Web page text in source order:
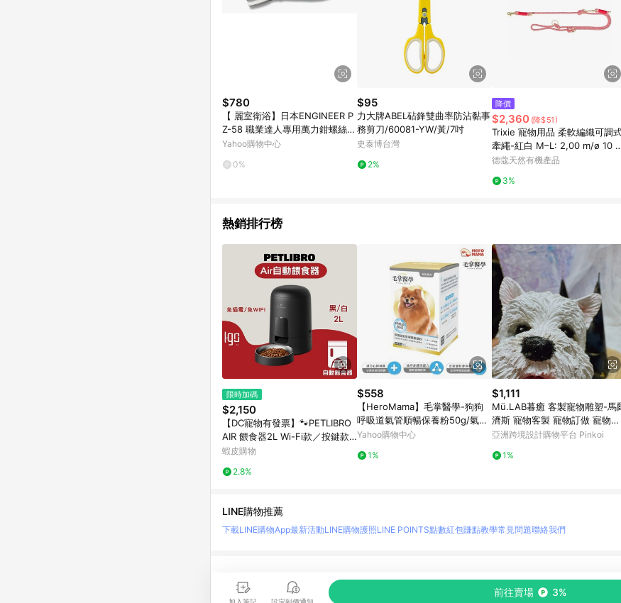
$780
【 麗室衛浴】日本ENGINEER P
Z-58 職業達人專用萬力鉗螺絲故
障救援工具
Yahoo購物中心
0%
$95
力大牌ABEL砧鋒雙曲率防沾黏事
務剪刀/60081-YW/黃/7吋
史泰博台灣
2%
降價
$2,360 (降$51)
Trixie 寵物用品 柔軟編織可調
牽繩-紅白 M–L: 2,00 m/ø 10
m (TX1984103)
德蔻天然有機產品
3%
熱銷排行榜
限時加碼
$2,150
【DC寵物有發票】🐾PETLIBRO
AIR 餵食器2L Wi-Fi款／按鍵款
寵物餵食器 自動餵食器 C005
蝦皮購物
2.8%
$558
【HeroMama】毛掌醫學-狗狗
呼吸道氣管順暢保養粉50g/氣管
保養
Yahoo購物中心
1%
$1,111
Mü.LAB暮癒 客製寵物雕塑-馬
濟斯 寵物客製 寵物訂做 寵物紀
念
亞洲跨境設計購物平台 Pinkoi
1%
前往賣場 3%
LINE購物推薦
下載LINE購物App最新活動LINE購物護照LINE POINTS點數紅包賺點教學常見問題聯絡我們
LINE 購物是匯集購物情報與商品資訊的整合性平台，並依購物情報中的趨勢與風格做合作網路商家的延
時間差，請務必點擊商品至各合作網路商家，確認現售價與購物條件，一切資訊以合作廠商網頁為準。